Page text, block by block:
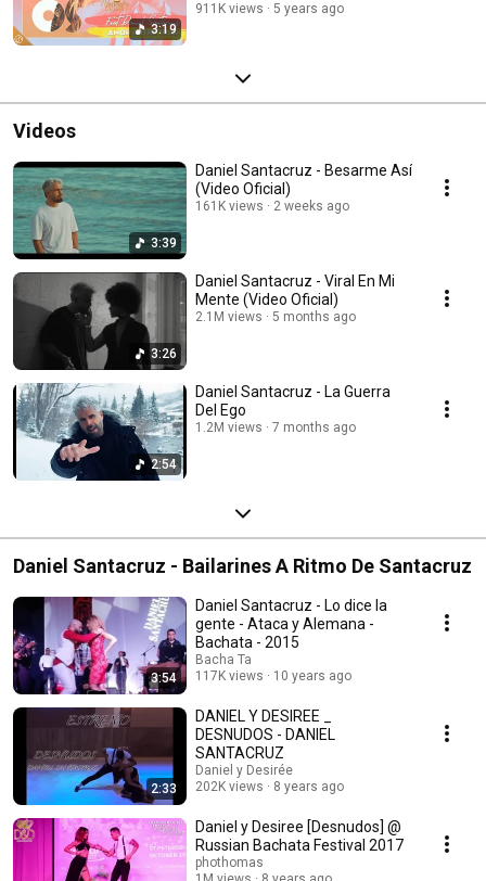
3:19
911K views 5 years ago
Videos
3:39
Daniel Santacruz - Besarme Así
(Video Oficial)
161K views 2 weeks ago
3:26
Daniel Santacruz - Viral En Mi
Mente (Video Oficial)
2.1M views 5 months ago
2:54
Daniel Santacruz - La Guerra
Del Ego
1.2M views 7 months ago
Daniel Santacruz - Bailarines A Ritmo De Santacruz
3:54
Daniel Santacruz - Lo dice la
gente - Ataca y Alemana -
Bachata - 2015
Bacha Ta
117K views
10 years ago
2:33
DANIEL Y DESIREE _
DESNUDOS - DANIEL
SANTACRUZ
Daniel y Desirée
202K views
8 years ago
Daniel y Desiree [Desnudos] @
Russian Bachata Festival 2017
phothomas